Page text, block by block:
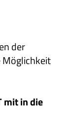
der
Möglichkeit
mit in die